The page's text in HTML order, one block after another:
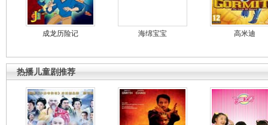
成龙历险记 海绵宝宝 高米迪
热播儿童剧推荐